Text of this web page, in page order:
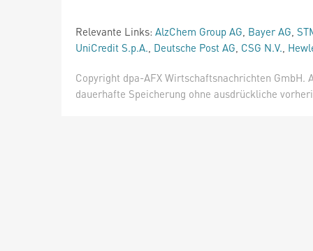
Relevante Links: AlzChem Group AG, Bayer AG,
UniCredit S.p.A., Deutsche Post AG, CSG N.V.,
Copyright dpa-AFX Wirtschaftsnachrichten
dauerhafte Speicherung ohne ausdrückliche